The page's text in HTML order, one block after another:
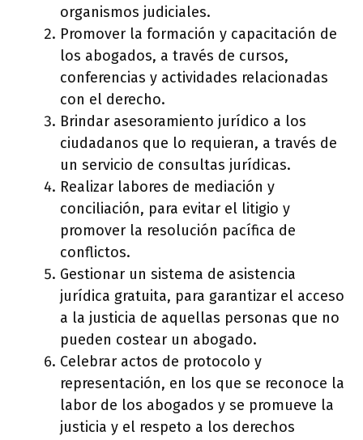
organismos judiciales.
Promover la formación y capacitación de
los abogados, a través de cursos,
conferencias y actividades relacionadas
con el derecho.
Brindar asesoramiento jurídico a los
ciudadanos que lo requieran, a través de
un servicio de consultas jurídicas.
Realizar labores de mediación y
conciliación, para evitar el litigio y
promover la resolución pacífica de
conflictos.
Gestionar un sistema de asistencia
jurídica gratuita, para garantizar el acceso
a la justicia de aquellas personas que no
pueden costear un abogado.
Celebrar actos de protocolo y
representación, en los que se reconoce la
labor de los abogados y se promueve la
justicia y el respeto a los derechos